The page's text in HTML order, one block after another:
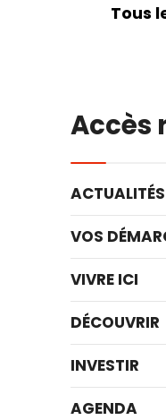
Tous
Accès
ACTUALITÉS
VOS
VIVRE ICI
DÉCOUVRIR
INVESTIR
AGENDA